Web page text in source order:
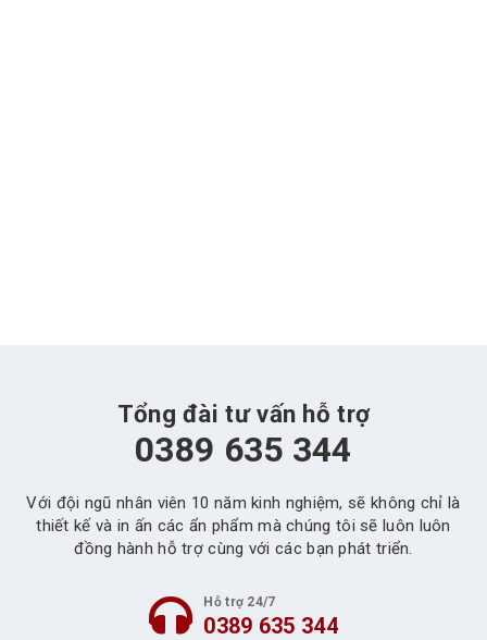
Tổng đài tư vấn hỗ trợ
0389 635 344
Với đội ngũ nhân viên 10 năm kinh nghiệm, sẽ không chỉ là
thiết kế và in ấn các ẩn phẩm mà chúng tôi sẽ luôn luôn
đồng hành hỗ trợ cùng với các bạn phát triển.
Hỗ trợ 24/7
0389 635 344